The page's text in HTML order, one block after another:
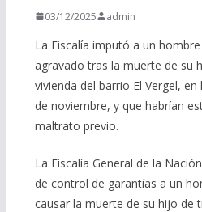
03/12/2025 admin
La Fiscalía imputó a un
agravado tras la muerte de su
vivienda del barrio El Vergel,
de noviembre, y que habrían
maltrato previo.
La Fiscalía General de la
de control de garantías a un
causar la muerte de su hijo de